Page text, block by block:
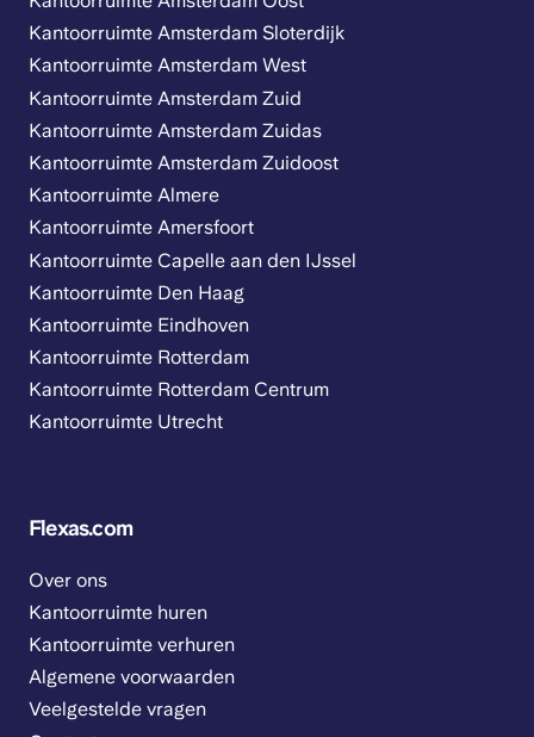
Kantoorruimte Amsterdam Sloterdijk
Kantoorruimte Amsterdam West
Kantoorruimte Amsterdam Zuid
Kantoorruimte Amsterdam Zuidas
Kantoorruimte Amsterdam Zuidoost
Kantoorruimte Almere
Kantoorruimte Amersfoort
Kantoorruimte Capelle aan den IJssel
Kantoorruimte Den Haag
Kantoorruimte Eindhoven
Kantoorruimte Rotterdam
Kantoorruimte Rotterdam Centrum
Kantoorruimte Utrecht
Flexas.com
Over ons
Kantoorruimte huren
Kantoorruimte verhuren
Algemene voorwaarden
Veelgestelde vragen